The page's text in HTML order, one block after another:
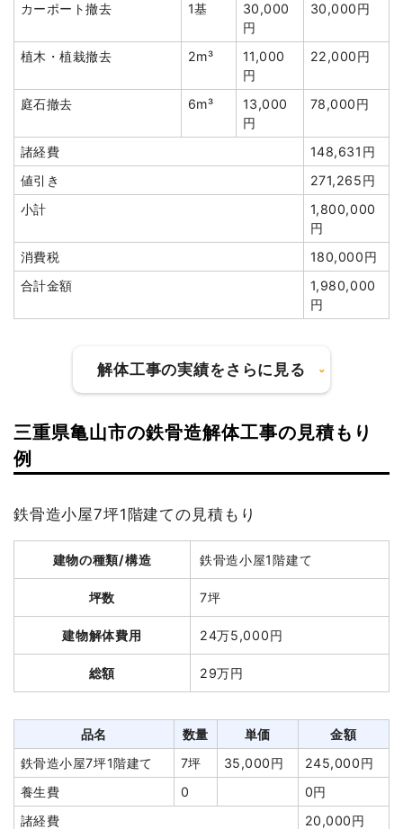
消費税
363,636円
合計金額
4,000,000円
建物の種類/構造
品名 数量 単価
金額
円
円
軽量鉄骨造倉庫6坪1階建
6坪
22,750
136,500円
養生費 198m² 1,000円
198,000円
植木・植栽撤去
1式
160,000円
円
諸経費
54,000円
円
カーポート撤去 1基
30,000
円
30,000円
植木・植栽撤去 2m³
11,000
円
22,000円
庭石撤去 6m³
13,000
円
78,000円
諸経費
148,631円
値引き
271,265円
小計
1,800,000
円
消費税
180,000円
合計金額
1,980,000
円
解体工事の実績をさらに見る
建物解体費用 65万2,800円
総額 143万円
軽量鉄骨造住宅23坪1階建
23坪
28,383
652,800円
円
養生費 165m² 800円
132,000円
庭石撤去
15m³ 5,000円
75,000円
植木・植栽撤去
6m³
12,000
72,000円
三重県亀山市の鉄骨造解体工事の見積もり
例
鉄骨造小屋7坪1階建ての見積もり
建物の種類/構造 鉄骨造小屋1階建て
坪数 7坪
建物解体費用 24万5,000円
総額 29万円
品名 数量 単価
金額
鉄骨造小屋7坪1階建て
7坪 35,000円
245,000円
養生費
0
0円
諸経費
20,000円